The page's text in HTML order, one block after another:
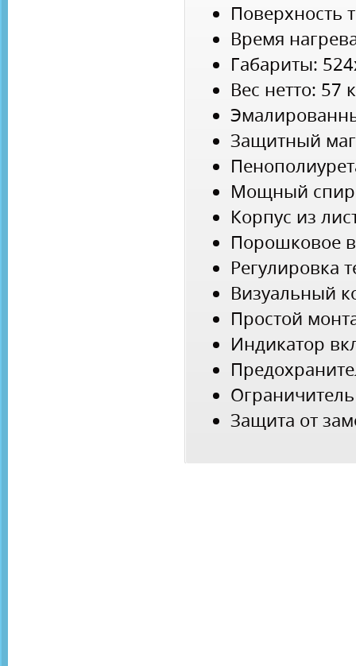
Поверхность
Время
Габариты:
Вес нетто: 57
Защитный
Мощный
Корпус из
Порошковое
Регулировка
Визуальный
Простой
Индикатор
Защита от